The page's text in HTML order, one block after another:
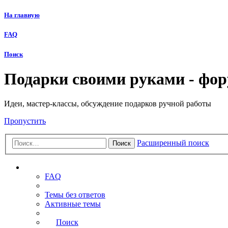
На главную
FAQ
Поиск
Подарки своими руками -
Идеи, мастер-классы, обсуждение подарков ручной работы
Пропустить
Поиск Расширенный поиск
FAQ
Темы без ответов
Активные темы
Поиск